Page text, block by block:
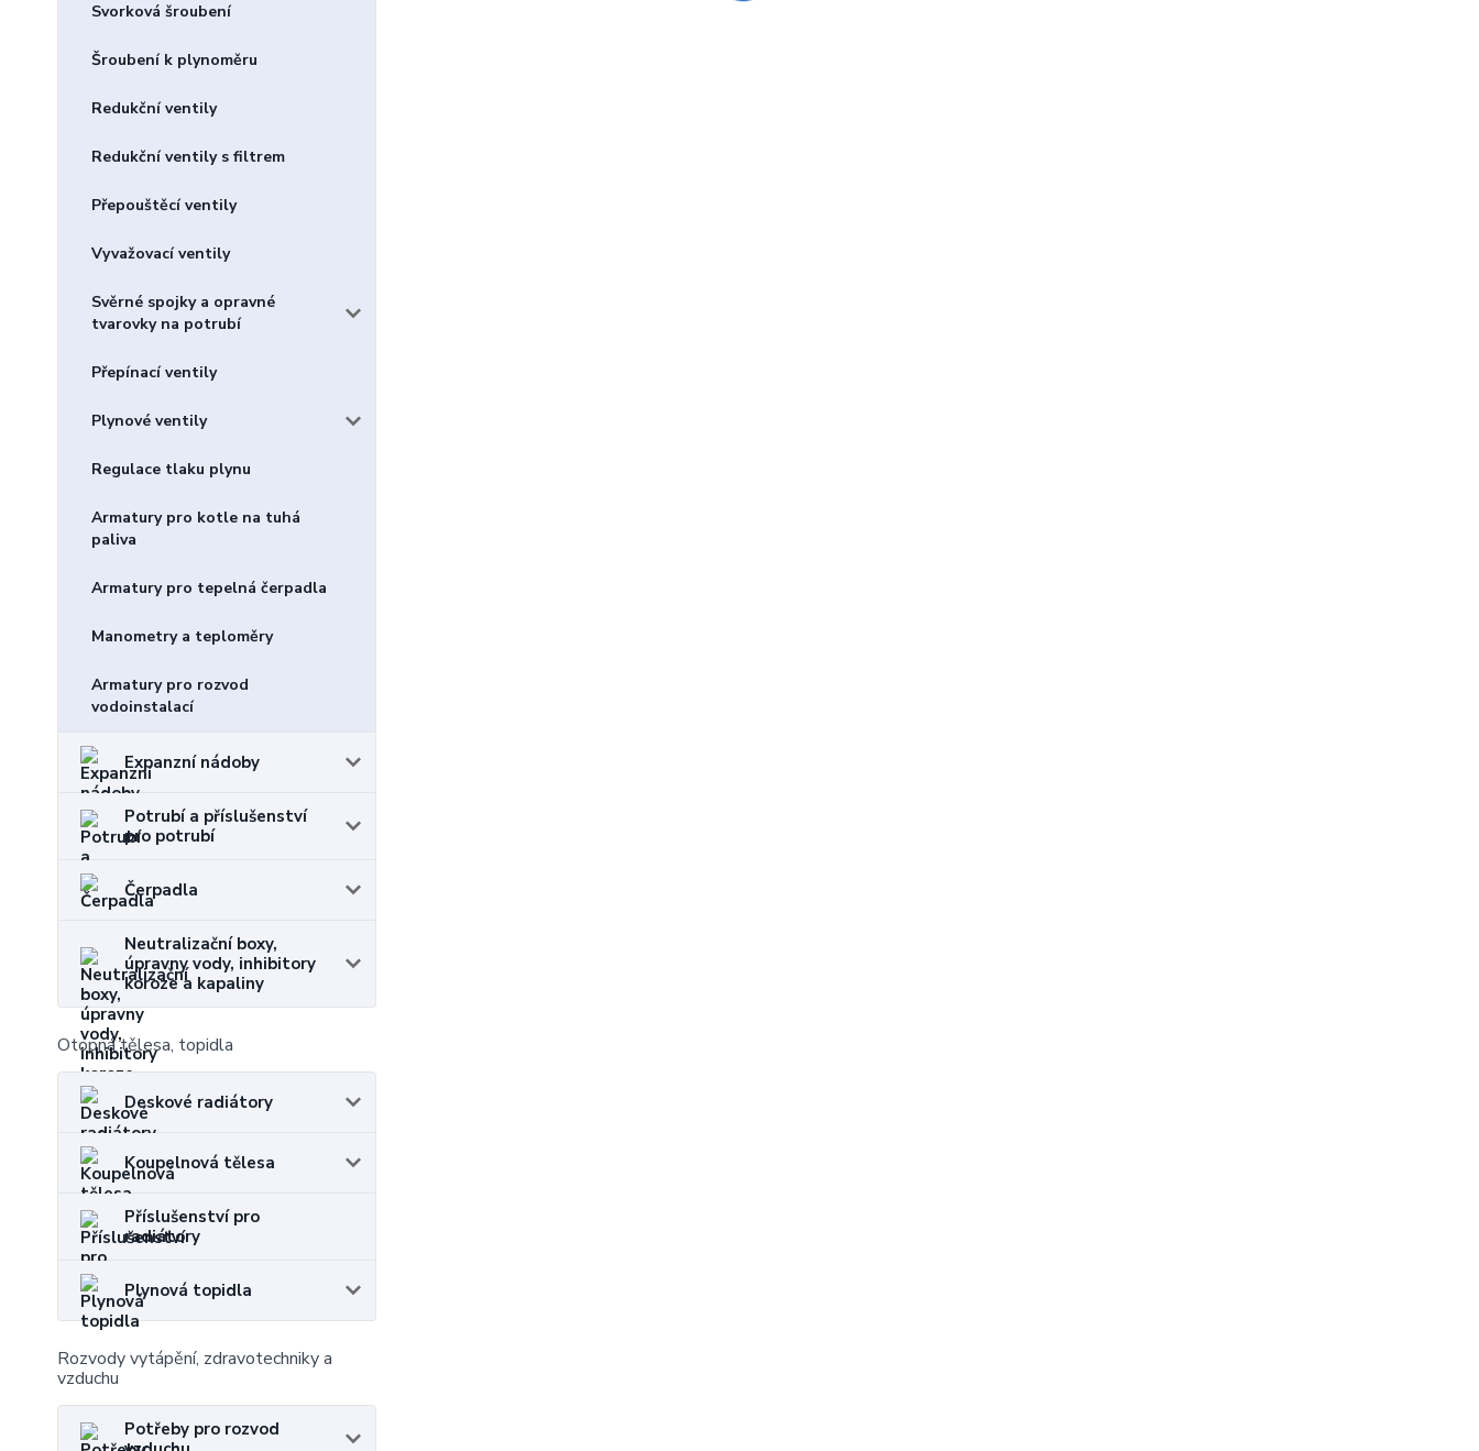
Svorková šroubení
Šroubení k plynoměru
Redukční ventily
Redukční ventily s filtrem
Přepouštěcí ventily
Vyvažovací ventily
Svěrné spojky a opravné
tvarovky na potrubí
Přepínací ventily
Plynové ventily
Regulace tlaku plynu
Armatury pro kotle na tuhá
paliva
Armatury pro tepelná čerpadla
Manometry a teploměry
Armatury pro rozvod
vodoinstalací
Expanzní nádoby
Potrubí a příslušenství
pro potrubí
Čerpadla
Neutralizační boxy,
úpravny vody, inhibitory
koroze a kapaliny
Otopná tělesa, topidla
Deskové radiátory
Koupelnová tělesa
Příslušenství pro
radiátory
Plynová topidla
Rozvody vytápění, zdravotechniky a
vzduchu
Potřeby pro rozvod